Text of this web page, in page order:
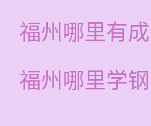
福州哪里有
福州哪里学